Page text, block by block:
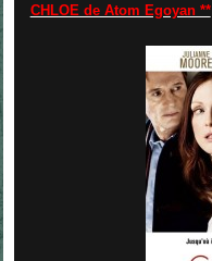
CHLOE de Atom Egoyan **